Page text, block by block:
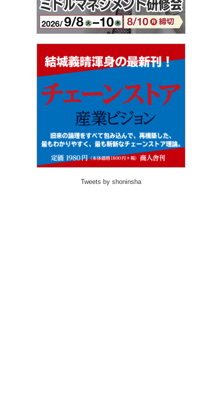
Tweets by shoninsha